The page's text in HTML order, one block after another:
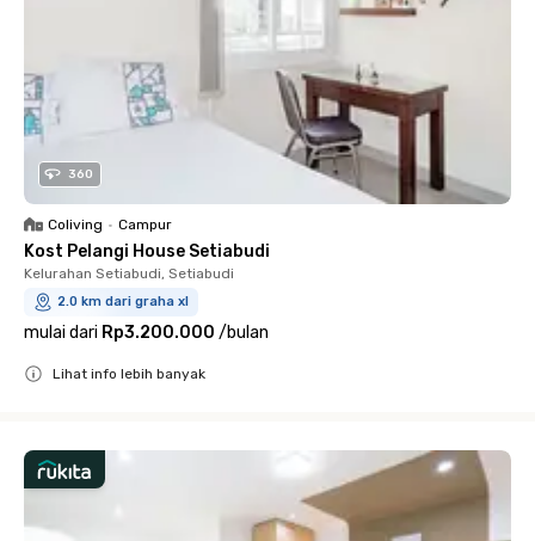
360
Coliving • Campur
Kost Pelangi House Setiabudi
Kelurahan Setiabudi, Setiabudi
2.0 km dari graha xl
mulai dari Rp3.200.000 /bulan
Lihat info lebih banyak